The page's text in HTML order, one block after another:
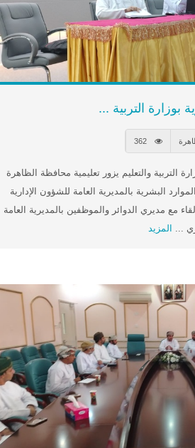
بوزارة التربية ...
والتعليم يزور تعليمية محافظة الظاهرة
البشرية بالمديرية العامة للشؤون الإدارية
مع مديري الدوائر والموظفين بالمديرية العامة
... المزيد